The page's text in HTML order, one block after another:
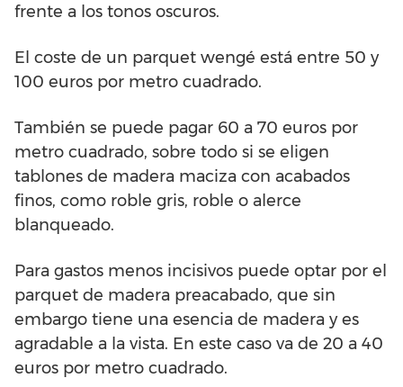
frente a los tonos oscuros.
El coste de un parquet wengé está entre 50 y
100 euros por metro cuadrado.
También se puede pagar 60 a 70 euros por
metro cuadrado, sobre todo si se eligen
tablones de madera maciza con acabados
finos, como roble gris, roble o alerce
blanqueado.
Para gastos menos incisivos puede optar por el
parquet de madera preacabado, que sin
embargo tiene una esencia de madera y es
agradable a la vista. En este caso va de 20 a 40
euros por metro cuadrado.